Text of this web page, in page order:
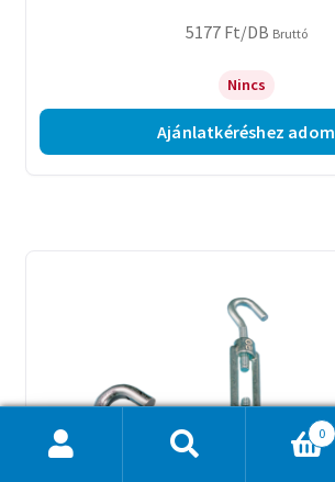
5177 Ft/DB Bruttó
Nincs
Ajánlatkéréshez adom
0
Ajánlatkosár 0